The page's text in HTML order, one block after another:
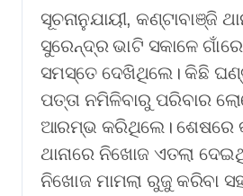
ସୂଚନାନୁଯାୟୀ, କଣ୍ଟାବାଞ୍ଜି
ସୁରେନ୍ଦ୍ର ଭାଟି ସକାଳେ
ସମସ୍ତେ ଦେଖିଥିଲେ। କିଛି
ପତ୍ତା ନମିଳିବାରୁ ପରିବାର
ଆରମ୍ଭ କରିଥିଲେ। ଶେଷରେ
ଥାନାରେ ନିଖୋଜ ଏତଲା
ନିଖୋଜ ମାମଲା ରୁଜୁ କରିବା